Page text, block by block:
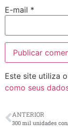
E-mail *
Este site utiliza
como seus
ANTERIOR
300 mil unidades